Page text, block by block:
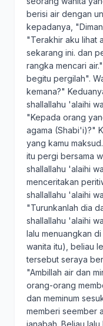
berisi air dengan
kepadanya,
"Terakhir aku lihat
sekarang ini. dan
rangka mencari
begitu pergilah".
kemana?"
shallallahu 'alaihi
"Kepada orang
agama (Shabi'i)?"
yang kamu
itu pergi bersama
shallallahu 'alaihi
menceritakan
shallallahu 'alaihi
"Turunkanlah dia
shallallahu 'alaihi
lalu menuangkan
wanita itu), beliau
tersebut seraya
"Ambillah air dan
orang-orang
dan meminum
memberi seember
janabah. Beliau